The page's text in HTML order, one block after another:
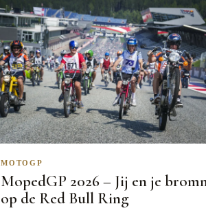
MOTOGP
MopedGP 2026 – Jij en je
op de Red Bull Ring